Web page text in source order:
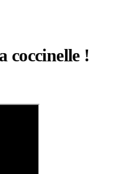
coccinelle !